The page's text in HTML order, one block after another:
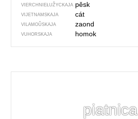
VIERCHNIE­ŁUŽYCKAJA pěsk
VIJETNAMSKAJA cát
VILAMOŬSKAJA zaond
VUHORSKAJA homok
piatnica